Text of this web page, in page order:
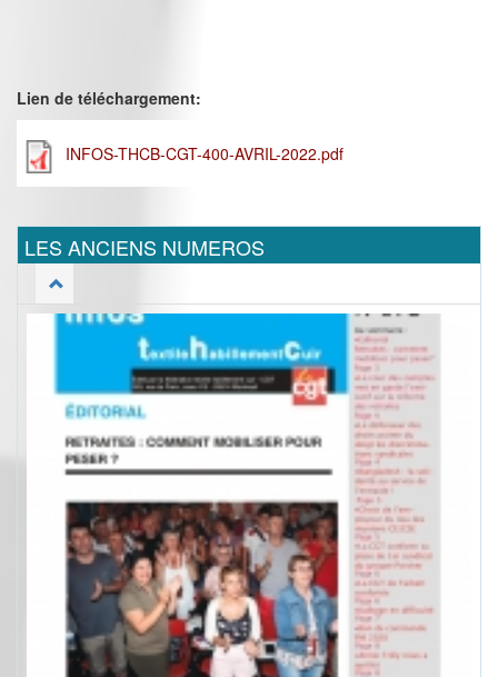
Lien de téléchargement:
INFOS-THCB-CGT-400-AVRIL-2022.pdf
LES ANCIENS NUMEROS